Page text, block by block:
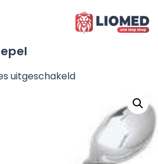
uitgeschakeldvoor
lepel